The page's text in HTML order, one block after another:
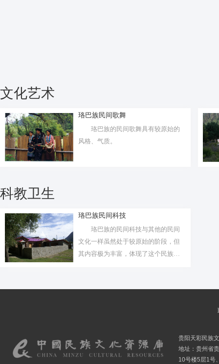
文化艺术
珞巴族民间歌舞
珞巴族的民间歌舞具有较原始的
风格、气质。
科教卫生
珞巴族民间科技
珞巴族的民间科技与其他的民间
文化一样虽然处于较原始的阶段，但
其内容极为丰富，体现了这个民族的
贵阳天彩民族
地址：贵州省
10号楼5层1号